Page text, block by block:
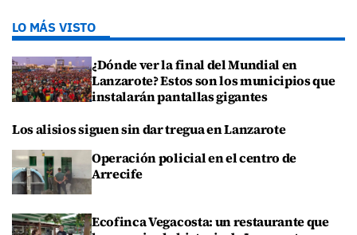
LO MÁS VISTO
¿Dónde ver la final del Mundial en
Lanzarote? Estos son los municipios que
instalarán pantallas gigantes
Los alisios siguen sin dar tregua en Lanzarote
Operación policial en el centro de
Arrecife
Ecofinca Vegacosta: un restaurante que